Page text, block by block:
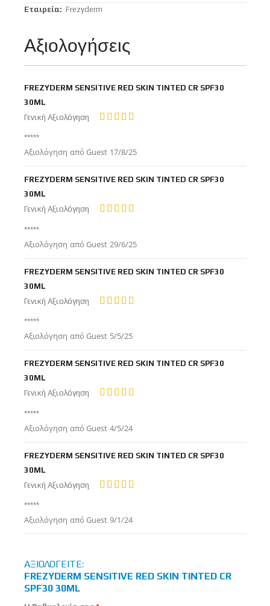
ΠερισσότερεςFrezyderm
Αξιολογήσεις
FREZYDERM SENSITIVE RED SKIN TINTED CR SPF30
30ML
Γενική Αξιολόγηση
*****
Αξιολόγηση από Guest Δημοσιεύτηκε
στις
17/8/25
FREZYDERM SENSITIVE RED SKIN TINTED CR SPF30
30ML
Γενική Αξιολόγηση
*****
Αξιολόγηση από Guest Δημοσιεύτηκε
στις
29/6/25
FREZYDERM SENSITIVE RED SKIN TINTED CR SPF30
30ML
Γενική Αξιολόγηση
*****
Αξιολόγηση από Guest Δημοσιεύτηκε
στις
5/5/25
FREZYDERM SENSITIVE RED SKIN TINTED CR SPF30
30ML
Γενική Αξιολόγηση
*****
Αξιολόγηση από Guest Δημοσιεύτηκε
στις
4/5/24
FREZYDERM SENSITIVE RED SKIN TINTED CR SPF30
30ML
Γενική Αξιολόγηση
*****
Αξιολόγηση από Guest Δημοσιεύτηκε
στις
9/1/24
ΑΞΙΟΛΟΓΕΊΤΕ:
FREZYDERM SENSITIVE RED SKIN TINTED CR
SPF30 30ML